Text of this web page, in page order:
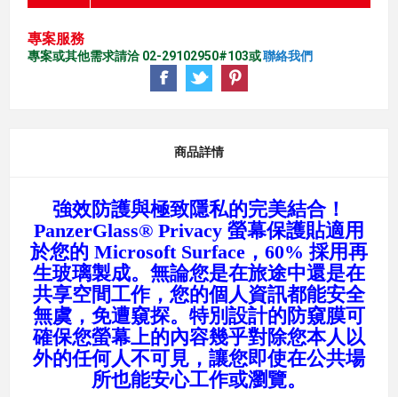
專案服務
專案或其他需求請洽 02-29102950#103或聯絡我們
商品詳情
強效防護與極致隱私的完美結合！
PanzerGlass® Privacy 螢幕保護貼適用
於您的 Microsoft Surface，60% 採用再
生玻璃製成。無論您是在旅途中還是在
共享空間工作，您的個人資訊都能安全
無虞，免遭窺探。特別設計的防窺膜可
確保您螢幕上的內容幾乎對除您本人以
外的任何人不可見，讓您即使在公共場
所也能安心工作或瀏覽。